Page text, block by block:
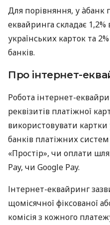
Для порівняння, у àбанк
еквайринга складає 1,2%
українських карток та
банків.
Про інтернет-
Робота інтернет-
реквізитів платіжної
використовувати
банків платіжних
«Простір», чи оплати
Pay, чи Google Pay.
Інтернет-еквайринг
щомісячної фіксованої
комісія з кожного